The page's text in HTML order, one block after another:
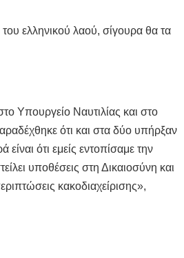
ελληνικού λαού, σίγουρα θα τα
Υπουργείο Ναυτιλίας και στο
ότι και στα δύο υπήρξαν
ότι εμείς εντοπίσαμε την
υποθέσεις στη Δικαιοσύνη και
κακοδιαχείρισης»,